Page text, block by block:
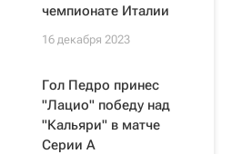
чемпионате Италии
16 декабря 2023
Гол Педро принес
"Лацио" победу над
"Кальяри" в матче
Серии А